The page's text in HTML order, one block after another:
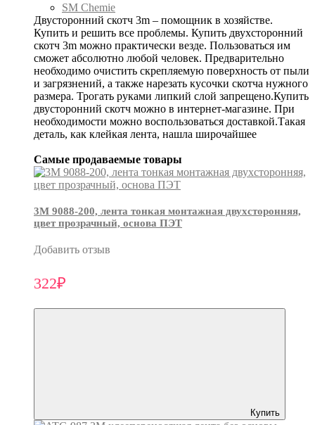
SM Chemie
Двусторонний скотч 3m – помощник в хозяйстве.
Купить и решить все проблемы. Купить двухсторонний
скотч 3m можно практически везде. Пользоваться им
сможет абсолютно любой человек. Предварительно
необходимо очистить скрепляемую поверхность от пыли
и загрязнений, а также нарезать кусочки скотча нужного
размера. Трогать руками липкий слой запрещено.Купить
двусторонний скотч можно в интернет-магазине. При
необходимости можно воспользоваться доставкой.Такая
деталь, как клейкая лента, нашла широчайшее
Самые продаваемые товары
3М 9088-200, лента тонкая монтажная двухсторонняя,
цвет прозрачный, основа ПЭТ
Добавить отзыв
322₽
Купить